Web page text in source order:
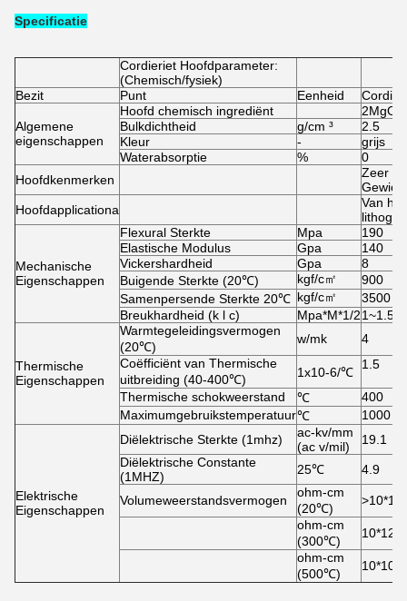
Specificatie
Cordieriet Hoofdparameter:
(Chemisch/fysiek)
Bezit
Punt Eenheid
Algemene
eigenschappen
Hoofd chemisch ingrediënt
2MgO,
Bulkdichtheid
g/cm ³
2.5
Kleur
-
grijs
Waterabsorptie
%
0
Hoofdkenmerken
Zeer
Gewicht
Hoofdapplicationa
Van
Mechanische
Eigenschappen
Flexural Sterkte Mpa
190
Elastische Modulus
Gpa
140
Vickershardheid
Gpa
8
Buigende Sterkte (20℃)
kgf/c㎡
900
Samenpersende Sterkte 20℃ kgf/c㎡
3500
Breukhardheid (k l c)
Mpa*M*1/21~1.5
Thermische
Eigenschappen
Warmtegeleidingsvermogen
(20℃)
w/mk
4
Coëfficiënt van Thermische
uitbreiding (40-400℃)
1x10-6/℃
1.5
Thermische schokweerstand ℃
400
Maximumgebruikstemperatuur℃ 1000
Elektrische
Eigenschappen
Diëlektrische Sterkte (1mhz)
ac-kv/mm
(ac v/mil)
19.1
Diëlektrische Constante
(1MHZ)
25℃ 4.9
Volumeweerstandsvermogen
ohm-cm
(20℃)
>10*14
ohm-cm
(300℃)
10*12
ohm-cm
(500℃)
10*10